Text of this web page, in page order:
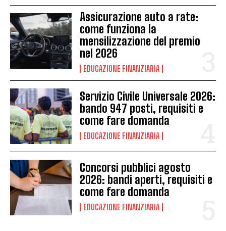
Assicurazione auto a rate:
come funziona la
mensilizzazione del premio
nel 2026
EDUCAZIONE FINANZIARIA
Servizio Civile Universale 2026:
bando 947 posti, requisiti e
come fare domanda
EDUCAZIONE FINANZIARIA
Concorsi pubblici agosto
2026: bandi aperti, requisiti e
come fare domanda
EDUCAZIONE FINANZIARIA